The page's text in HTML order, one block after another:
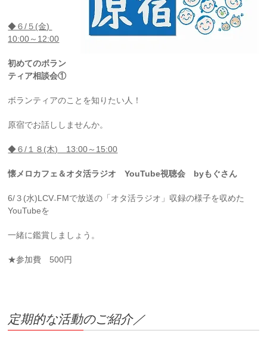
◆６/５(金)
10:00～12:00
初めてのボラン
ティア相談会①
ボランティアのことを知りたい人！
原宿でお話ししませんか。
◆６/１８(木) 13:00～15:00
懐メロカフェ＆オタ活ラジオ YouTube視聴会 byもぐさん
6/３(水)LCV₋FMで放送の「オタ活ラジオ」収録の様子を収めた
YouTubeを
一緒に鑑賞しましょう。
★参加費 500円
定期的な活動のご紹介／